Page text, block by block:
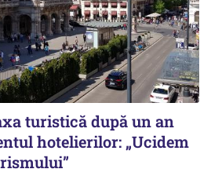
turistică după un an
hotelierilor: „Ucidem